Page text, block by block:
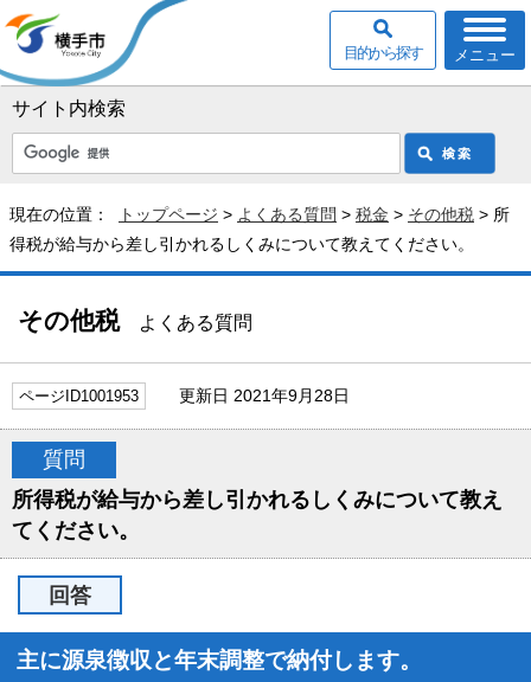
サイト内検索
メニュー
目的から探す
現在の位置： トップページ > よくある質問 > 税金 > その他税 > 所
得税が給与から差し引かれるしくみについて教えてください。
その他税よくある質問
ページID1001953 更新日 2021年9月28日
質問
所得税が給与から差し引かれるしくみについて教え
てください。
回答
主に源泉徴収と年末調整で納付します。